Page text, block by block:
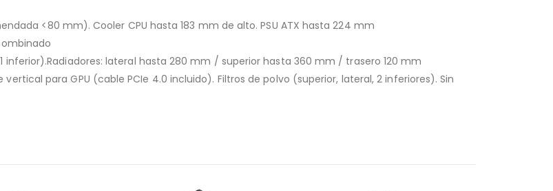
<80 mm). Cooler CPU hasta 183 mm de alto. PSU ATX hasta 224 mm
inferior).Radiadores: lateral hasta 280 mm / superior hasta 360 mm / trasero 120 mm
para GPU (cable PCIe 4.0 incluido). Filtros de polvo (superior, lateral, 2 inferiores). Sin